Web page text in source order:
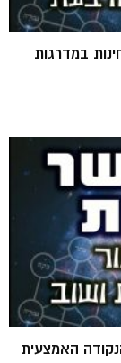
במדרגות
האמצעית